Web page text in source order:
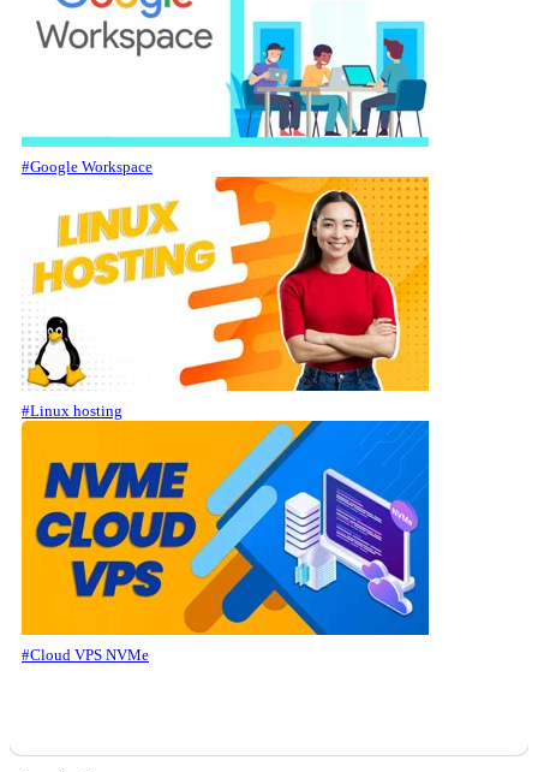
#Google Workspace
#Linux hosting
#Cloud VPS NVMe